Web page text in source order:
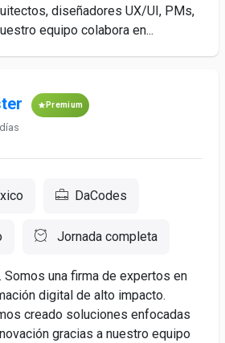
diseñadores UX/UI, PMs,
equipo colabora en...
Premium
DaCodes
Jornada completa
Somos una firma de expertos en
digital de alto impacto.
creado soluciones enfocadas
gracias a nuestro equipo